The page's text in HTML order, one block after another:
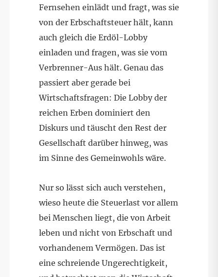
Fernsehen einlädt und fragt, was sie
von der Erbschaftsteuer hält, kann
auch gleich die Erdöl-Lobby
einladen und fragen, was sie vom
Verbrenner-Aus hält. Genau das
passiert aber gerade bei
Wirtschaftsfragen: Die Lobby der
reichen Erben dominiert den
Diskurs und täuscht den Rest der
Gesellschaft darüber hinweg, was
im Sinne des Gemeinwohls wäre.
Nur so lässt sich auch verstehen,
wieso heute die Steuerlast vor allem
bei Menschen liegt, die von Arbeit
leben und nicht von Erbschaft und
vorhandenem Vermögen. Das ist
eine schreiende Ungerechtigkeit,